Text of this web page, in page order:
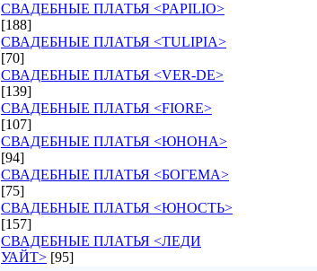
СВАДЕБНЫЕ ПЛАТЬЯ <PAPILIO>
[188]
СВАДЕБНЫЕ ПЛАТЬЯ <TULIPIA>
[70]
СВАДЕБНЫЕ ПЛАТЬЯ <VER-DE>
[139]
СВАДЕБНЫЕ ПЛАТЬЯ <FIORE>
[107]
СВАДЕБНЫЕ ПЛАТЬЯ <ЮНОНА>
[94]
СВАДЕБНЫЕ ПЛАТЬЯ <БОГЕМА>
[75]
СВАДЕБНЫЕ ПЛАТЬЯ <ЮНОСТЬ>
[157]
СВАДЕБНЫЕ ПЛАТЬЯ <ЛЕДИ
УАЙТ> [95]